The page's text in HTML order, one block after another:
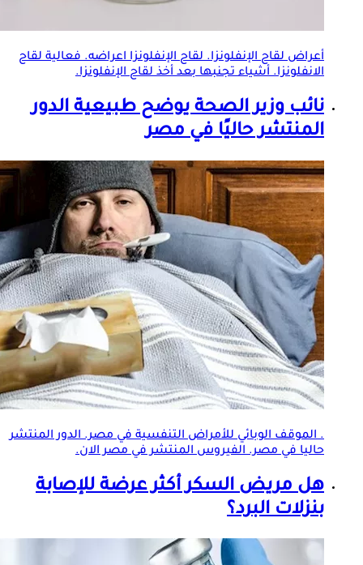
أعراضلقاح الإنفلونزا.لقاح الإنفلونزااعراضه. فعالية لقاح
الانفلونزا. أشياء تجنبها بعد أخذلقاح الإنفلونزا.
نائب وزير الصحة يوضح طبيعية الدور
المنتشر حاليًا في مصر
. الموقف الوبائي للأمراض التنفسية في مصر. الدور المنتشر
حاليا في مصر. الفيروس المنتشر في مصر الان.
هل مريض السكر أكثر عرضة للإصابة
بنزلات البرد؟